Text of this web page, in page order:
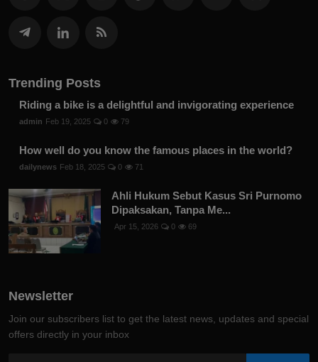
Trending Posts
Riding a bike is a delightful and invigorating experience
admin Feb 19, 2025 0 79
How well do you know the famous places in the world?
dailynews Feb 18, 2025 0 71
Ahli Hukum Sebut Kasus Sri Purnomo
Dipaksakan, Tanpa Me...
Apr 15, 2026 0 69
Newsletter
Join our subscribers list to get the latest news, updates and special
offers directly in your inbox